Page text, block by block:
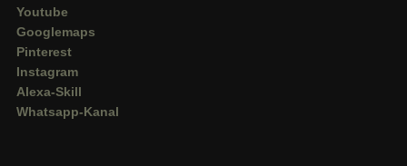
Youtube
Googlemaps
Pinterest
Instagram
Alexa-Skill
Whatsapp-Kanal